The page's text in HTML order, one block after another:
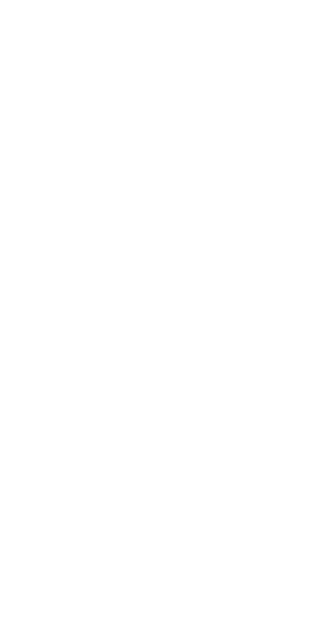
physique ou morale (ci-après, le « Client ») la
l’acceptation sans réserve des présentes CGV qui
ensemble l’intégralité du contrat liant les parties. En acceptant
en cas d’abonnement à un magazine (version papier ou
numérique des Éditions LVA :
ainsi que ses identifiants, lui permettant de devenir un Client.
par les Éditions LVA, au gré des changements ou
seront opposables à compter de leur mise en ligne et
à tout moment. En cas de désaccord avec les CGV, aucun